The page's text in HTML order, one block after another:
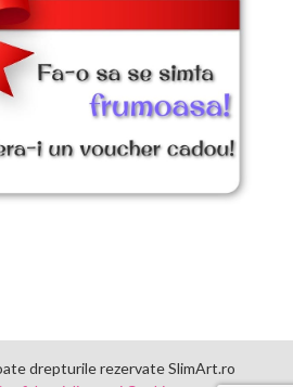
drepturile rezervate SlimArt.ro